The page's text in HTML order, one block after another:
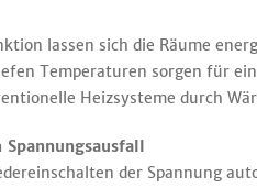
lassen sich die Räume
Temperaturen sorgen für
Heizsysteme durch
der Spannung